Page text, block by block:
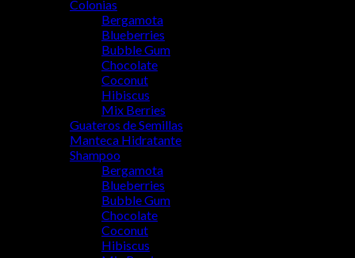
Colonias
Bergamota
Blueberries
Bubble Gum
Chocolate
Coconut
Hibiscus
Mix Berries
Guateros de Semillas
Manteca Hidratante
Shampoo
Bergamota
Blueberries
Bubble Gum
Chocolate
Coconut
Hibiscus